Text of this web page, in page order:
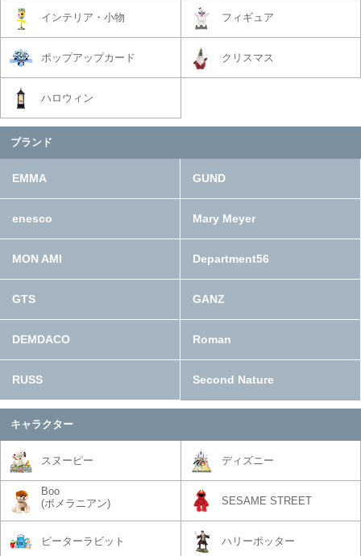
インテリア・小物 フィギュア
ポップアップカード クリスマス
ハロウィン
ブランド
EMMA GUND
enesco Mary Meyer
MON AMI Department56
GTS GANZ
DEMDACO Roman
RUSS Second Nature
キャラクター
スヌーピー ディズニー
Boo
(ポメラニアン)
SESAME STREET
ピーターラビット ハリーポッター